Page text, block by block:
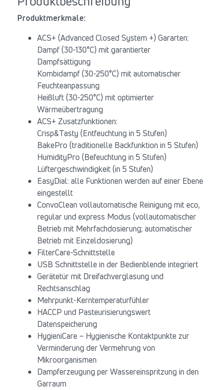
Produktmerkmale:
ACS+ (Advanced Closed System +) Gararten:
Dampf (30-130°C) mit garantierter
Dampfsättigung
Kombidampf (30-250°C) mit automatischer
Feuchteanpassung
Heißluft (30-250°C) mit optimierter
Wärmeübertragung
ACS+ Zusatzfunktionen:
Crisp&Tasty (Entfeuchtung in 5 Stufen)
BakePro (traditionelle Backfunktion in 5 Stufen)
HumidityPro (Befeuchtung in 5 Stufen)
Lüftergeschwindigkeit (in 5 Stufen)
EasyDial: alle Funktionen werden auf einer Ebene
eingestellt
ConvoClean vollautomatische Reinigung mit eco,
regular und express Modus (vollautomatischer
Betrieb mit Mehrfachdosierung; automatischer
Betrieb mit Einzeldosierung)
FilterCare-Schnittstelle
USB Schnittstelle in der Bedienblende integriert
Gerätetür mit Dreifachverglasung und
Rechtsanschlag
Mehrpunkt-Kerntemperaturfühler
HACCP und Pasteurisierungswert
Datenspeicherung
HygieniCare – Hygienische Kontaktpunkte zur
Verminderung der Vermehrung von
Mikroorganismen
Dampferzeugung per Wassereinspritzung in den
Garraum